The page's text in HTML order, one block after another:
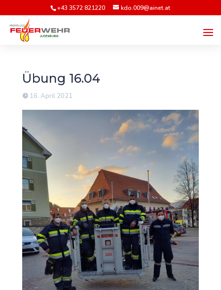
+43 3572 821220 kdo.009@ainet.at
Übung 16.04
16. April 2021